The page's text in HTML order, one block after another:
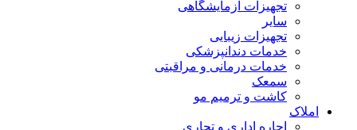
تجهیزات آزمایشگاهی
سایر
تجهیزات زیبایی
خدمات دندانپزشکی
خدمات درمانی و مراقبتی
سمعک
کاشت و ترمیم مو
املاک
اجاره اداری و تجاری